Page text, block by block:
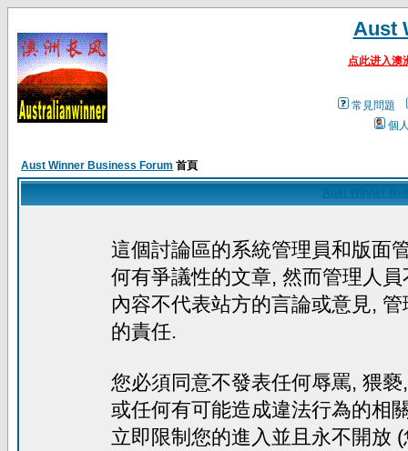
Aust
点此进入澳
常見問題
個
Aust Winner Business Forum 首頁
這個討論區的系統管理員和版面
何有爭議性的文章, 然而管理人
內容不代表站方的言論或意見,
的責任.
您必須同意不發表任何辱罵, 猥
或任何有可能造成違法行為的相
立即限制您的進入並且永不開放